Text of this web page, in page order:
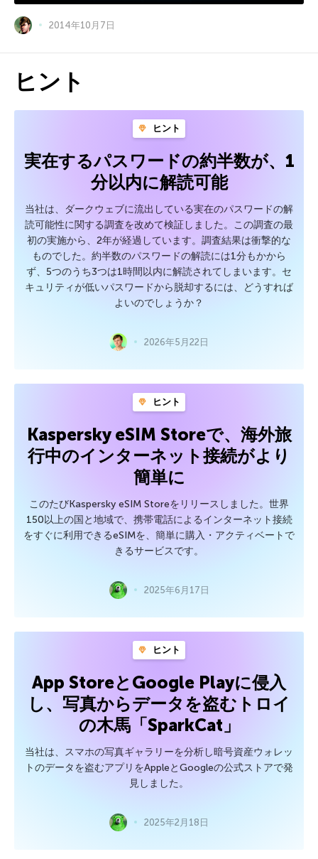
2014年10月7日
ヒント
ヒント
実在するパスワードの約半数が、1
分以内に解読可能
当社は、ダークウェブに流出している実在のパスワードの解
読可能性に関する調査を改めて検証しました。この調査の最
初の実施から、2年が経過しています。調査結果は衝撃的な
ものでした。約半数のパスワードの解読には1分もかから
ず、5つのうち3つは1時間以内に解読されてしまいます。セ
キュリティが低いパスワードから脱却するには、どうすれば
よいのでしょうか？
2026年5月22日
ヒント
Kaspersky eSIM Storeで、海外旅
行中のインターネット接続がより
簡単に
このたびKaspersky eSIM Storeをリリースしました。世界
150以上の国と地域で、携帯電話によるインターネット接続
をすぐに利用できるeSIMを、簡単に購入・アクティベートで
きるサービスです。
2025年6月17日
ヒント
App StoreとGoogle Playに侵入
し、写真からデータを盗むトロイ
の木馬「SparkCat」
当社は、スマホの写真ギャラリーを分析し暗号資産ウォレッ
トのデータを盗むアプリをAppleとGoogleの公式ストアで発
見しました。
2025年2月18日